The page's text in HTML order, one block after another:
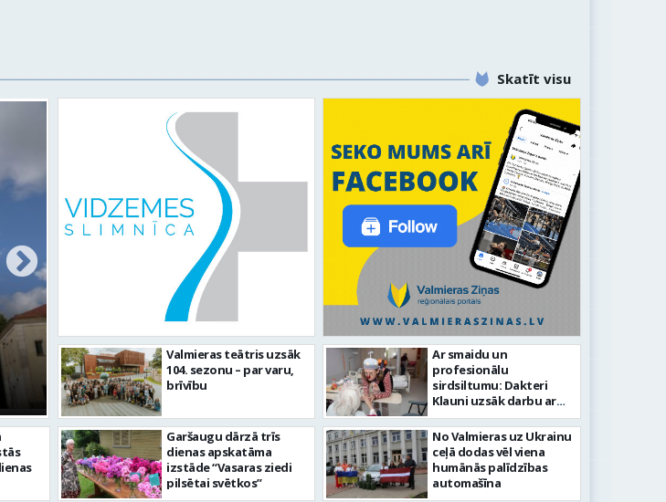
Skatīt visu
FOTO: Ar daudzveidīgiem notikumiem
aizvadīta Valmieras 743. dzimšanas diena
Valmieras teātris uzsāk
104. sezonu – par varu,
brīvību
Garšaugu dārzā trīs
dienas apskatāma
izstāde “Vasaras ziedi
pilsētai svētkos”
Ar smaidu un
profesionālu
sirdsiltumu: Dakteri
Klauni uzsāk darbu ar
senioriem Vidzemes
slimnīcā
No Valmieras uz Ukrainu
ceļā dodas vēl viena
humānās palīdzības
automašīna